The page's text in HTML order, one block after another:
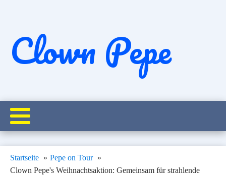
Clown Pepe
Startseite
Pepe on Tour
Clown Pepe's Weihnachtsaktion: Gemeinsam für strahlende